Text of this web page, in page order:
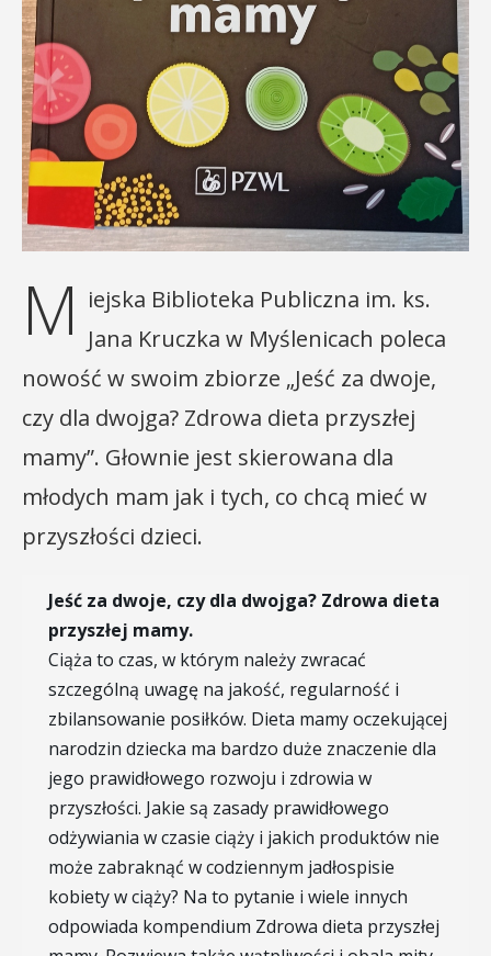
M iejska Biblioteka Publiczna im. ks.
Jana Kruczka w Myślenicach poleca
nowość w swoim zbiorze „Jeść za dwoje,
czy dla dwojga? Zdrowa dieta przyszłej
mamy”. Głownie jest skierowana dla
młodych mam jak i tych, co chcą mieć w
przyszłości dzieci.
Jeść za dwoje, czy dla dwojga? Zdrowa dieta
przyszłej mamy.
Ciąża to czas, w którym należy zwracać
szczególną uwagę na jakość, regularność i
zbilansowanie posiłków. Dieta mamy oczekującej
narodzin dziecka ma bardzo duże znaczenie dla
jego prawidłowego rozwoju i zdrowia w
przyszłości. Jakie są zasady prawidłowego
odżywiania w czasie ciąży i jakich produktów nie
może zabraknąć w codziennym jadłospisie
kobiety w ciąży? Na to pytanie i wiele innych
odpowiada kompendium Zdrowa dieta przyszłej